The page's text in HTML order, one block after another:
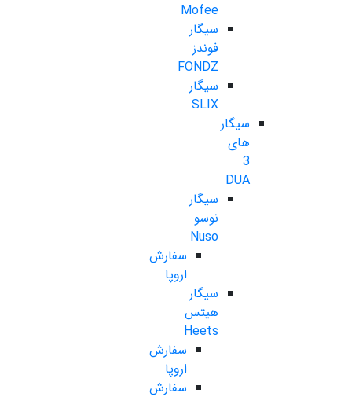
Mofee
سیگار
فوندز
FONDZ
سیگار
SLIX
سیگار
های
3
DUA
سیگار
نوسو
Nuso
سفارش
اروپا
سیگار
هیتس
Heets
سفارش
اروپا
سفارش